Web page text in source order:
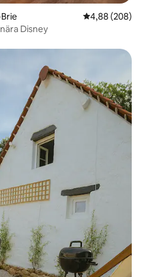
4,88 av 5 i
4,88 (208)
Disney